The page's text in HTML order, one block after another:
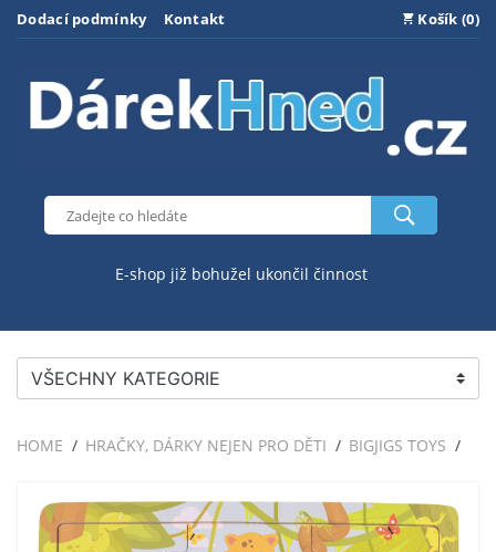
Dodací podmínky Kontakt Košík (0)
E-shop již bohužel ukončil činnost
VŠECHNY KATEGORIE
HOME HRAČKY, DÁRKY NEJEN PRO DĚTI BIGJIGS TOYS